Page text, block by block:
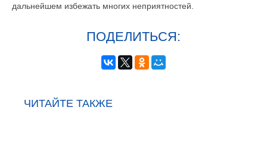
дальнейшем избежать многих неприятностей.
ПОДЕЛИТЬСЯ:
ЧИТАЙТЕ ТАКЖЕ